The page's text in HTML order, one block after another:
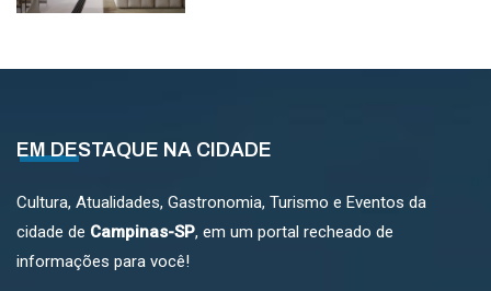
EM DESTAQUE NA CIDADE
Cultura, Atualidades, Gastronomia, Turismo e Eventos da
cidade de Campinas-SP, em um portal recheado de
informações para você!